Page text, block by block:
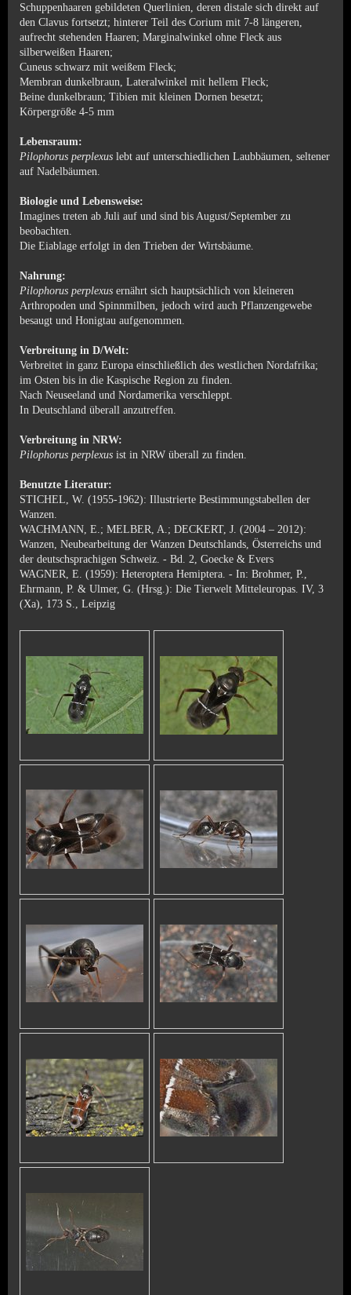
Schuppenhaaren gebildeten Querlinien, deren distale sich direkt auf
den Clavus fortsetzt; hinterer Teil des Corium mit 7-8 längeren,
aufrecht stehenden Haaren; Marginalwinkel ohne Fleck aus
silberweißen Haaren;
Cuneus schwarz mit weißem Fleck;
Membran dunkelbraun, Lateralwinkel mit hellem Fleck;
Beine dunkelbraun; Tibien mit kleinen Dornen besetzt;
Körpergröße 4-5 mm
Lebensraum:
Pilophorus perplexus lebt auf unterschiedlichen Laubbäumen, seltener
auf Nadelbäumen.
Biologie und Lebensweise:
Imagines treten ab Juli auf und sind bis August/September zu
beobachten.
Die Eiablage erfolgt in den Trieben der Wirtsbäume.
Nahrung:
Pilophorus perplexus ernährt sich hauptsächlich von kleineren
Arthropoden und Spinnmilben, jedoch wird auch Pflanzengewebe
besaugt und Honigtau aufgenommen.
Verbreitung in D/Welt:
Verbreitet in ganz Europa einschließlich des westlichen Nordafrika;
im Osten bis in die Kaspische Region zu finden.
Nach Neuseeland und Nordamerika verschleppt.
In Deutschland überall anzutreffen.
Verbreitung in NRW:
Pilophorus perplexus ist in NRW überall zu finden.
Benutzte Literatur:
STICHEL, W. (1955-1962): Illustrierte Bestimmungstabellen der
Wanzen.
WACHMANN, E.; MELBER, A.; DECKERT, J. (2004 – 2012):
Wanzen, Neubearbeitung der Wanzen Deutschlands, Österreichs und
der deutschsprachigen Schweiz. - Bd. 2, Goecke & Evers
WAGNER, E. (1959): Heteroptera Hemiptera. - In: Brohmer, P.,
Ehrmann, P. & Ulmer, G. (Hrsg.): Die Tierwelt Mitteleuropas. IV, 3
(Xa), 173 S., Leipzig